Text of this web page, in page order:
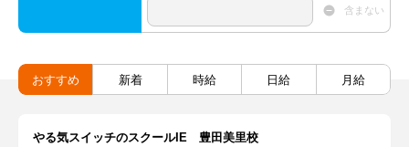
含まない
おすすめ 新着 時給 日給 月給
やる気スイッチのスクールIE 豊田美里校